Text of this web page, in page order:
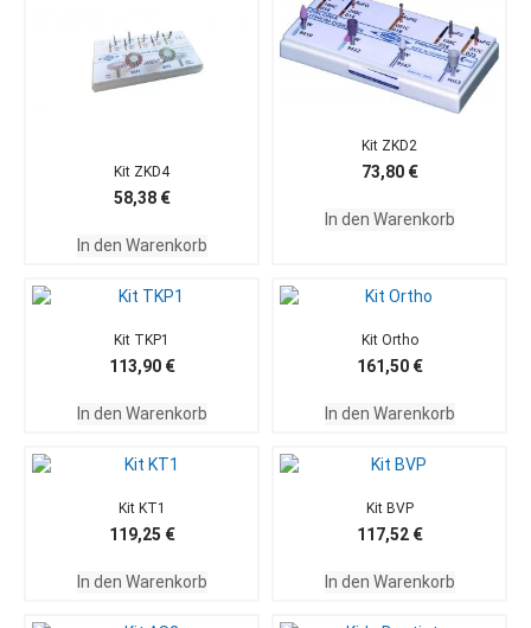
Kit ZKD4
58,38 €
In den Warenkorb
Kit ZKD2
73,80 €
In den Warenkorb
Kit TKP1
113,90 €
In den Warenkorb
Kit Ortho
161,50 €
In den Warenkorb
Kit KT1
119,25 €
In den Warenkorb
Kit BVP
117,52 €
In den Warenkorb